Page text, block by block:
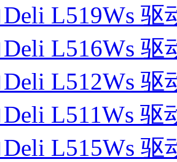
L519Ws 驱
L516Ws 驱
L512Ws 驱
L511Ws 驱
L515Ws 驱